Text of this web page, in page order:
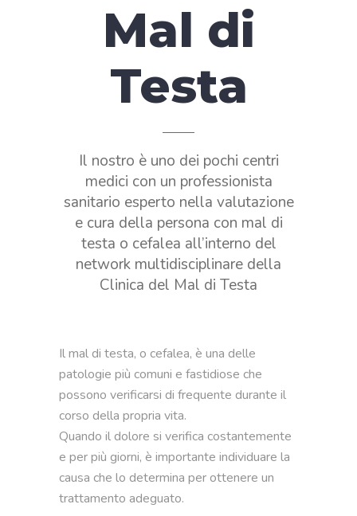
Mal di
Testa
Il nostro è uno dei pochi centri
medici con un professionista
sanitario esperto nella valutazione
e cura della persona con mal di
testa o cefalea all’interno del
network multidisciplinare della
Clinica del Mal di Testa
Il mal di testa, o cefalea, è una delle
patologie più comuni e fastidiose che
possono verificarsi di frequente durante il
corso della propria vita.
Quando il dolore si verifica costantemente
e per più giorni, è importante individuare la
causa che lo determina per ottenere un
trattamento adeguato.